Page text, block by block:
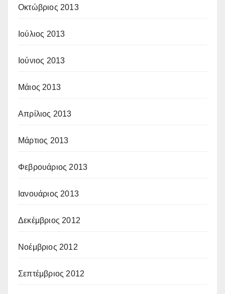
Οκτώβριος 2013
Ιούλιος 2013
Ιούνιος 2013
Μάιος 2013
Απρίλιος 2013
Μάρτιος 2013
Φεβρουάριος 2013
Ιανουάριος 2013
Δεκέμβριος 2012
Νοέμβριος 2012
Σεπτέμβριος 2012